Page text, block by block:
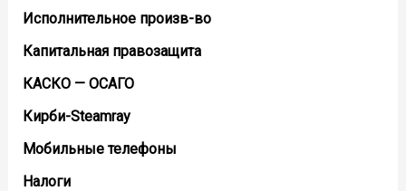
Исполнительное произв-во
Капитальная правозащита
КАСКО — ОСАГО
Кирби-Steamray
Мобильные телефоны
Налоги